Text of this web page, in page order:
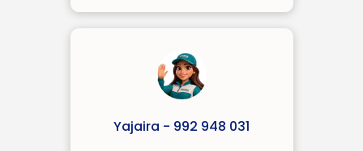
Yajaira - 992 948 031